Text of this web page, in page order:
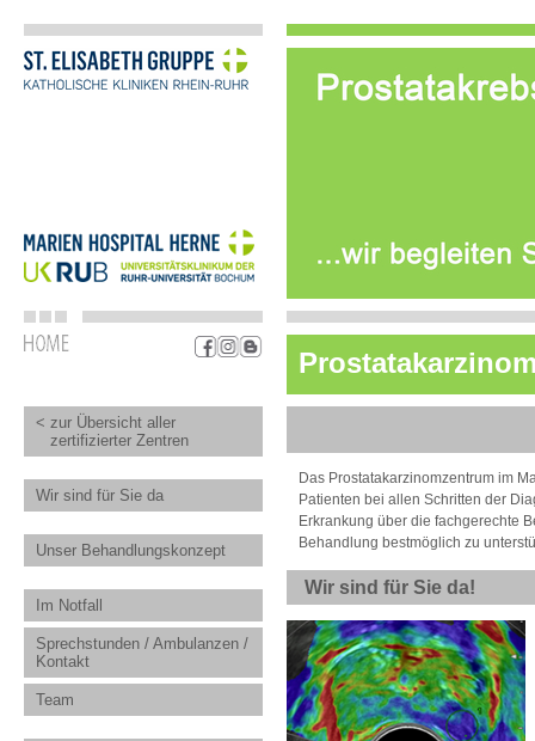
< zur Übersicht aller
zertifizierter Zentren
Wir sind für Sie da
Unser Behandlungskonzept
Im Notfall
Sprechstunden / Ambulanzen /
Kontakt
Team
Das Prostatakarzinomzentrum im
Patienten bei allen Schritten der
Erkrankung über die fachgerechte
Behandlung bestmöglich zu
Wir sind für Sie da!